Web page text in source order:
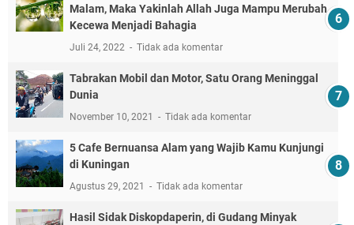
Malam, Maka Yakinlah Allah Juga Mampu Merubah
Kecewa Menjadi Bahagia
Juli 24, 2022 Tidak ada komentar
Tabrakan Mobil dan Motor, Satu Orang Meninggal
Dunia
November 10, 2021 Tidak ada komentar
5 Cafe Bernuansa Alam yang Wajib Kamu Kunjungi
di Kuningan
Agustus 29, 2021 Tidak ada komentar
Hasil Sidak Diskopdaperin, di Gudang Minyak